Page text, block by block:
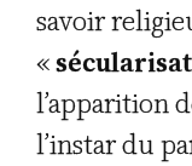
savoir
«
l’apparition
l’instar du